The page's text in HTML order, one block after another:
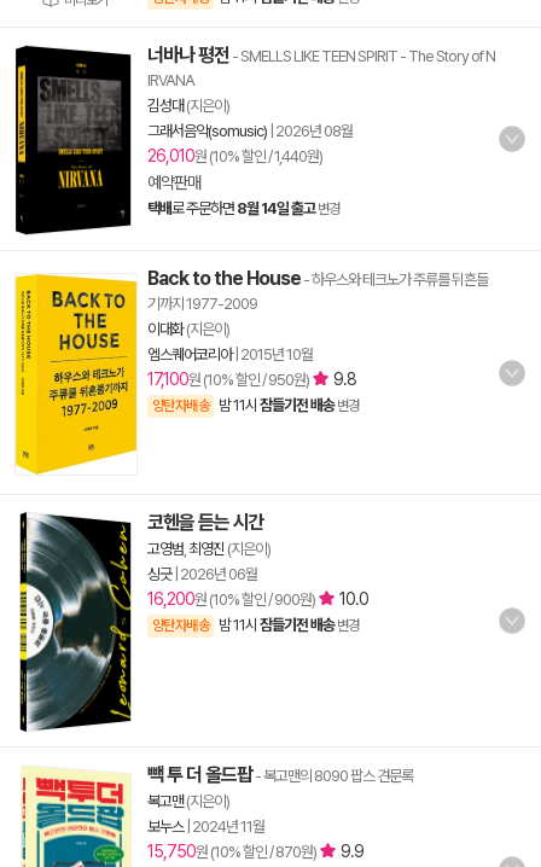
너바나 평전 - SMELLS LIKE TEEN SPIRIT - The Story of N
IRVANA
김성대 (지은이)
그래서음악(somusic) 2026년 08월
26,010원 (10% 할인 / 1,440원)
예약판매
택배로 주문하면 8월 14일 출고 변경
Back to the House - 하우스와 테크노가 주류를 뒤흔들
기까지 1977-2009
이대화(지은이)
엠스퀘어코리아| 2015년 10월
17,100원 (10% 할인 / 950원) 9.8
양탄자배송 밤 11시 잠들기전 배송 변경
코헨을 듣는 시간
고영범 최영진 (지은이)
싱긋| 2026년 06월
16,200원 (10% 할인 / 900원) 10.0
양탄자배송 밤 11시 잠들기전 배송 변경
빽 투 더 올드팝- 복고맨의 8090 팝스 견문록
복고맨(지은이)
보누스| 2024년 11월
15,750원 (10% 할인 / 870원) 9.9